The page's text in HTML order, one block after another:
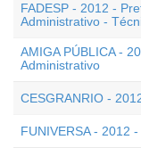
FADESP - 2012 -
Administrativo -
AMIGA PÚBLICA -
Administrativo
CESGRANRIO -
FUNIVERSA - 2012